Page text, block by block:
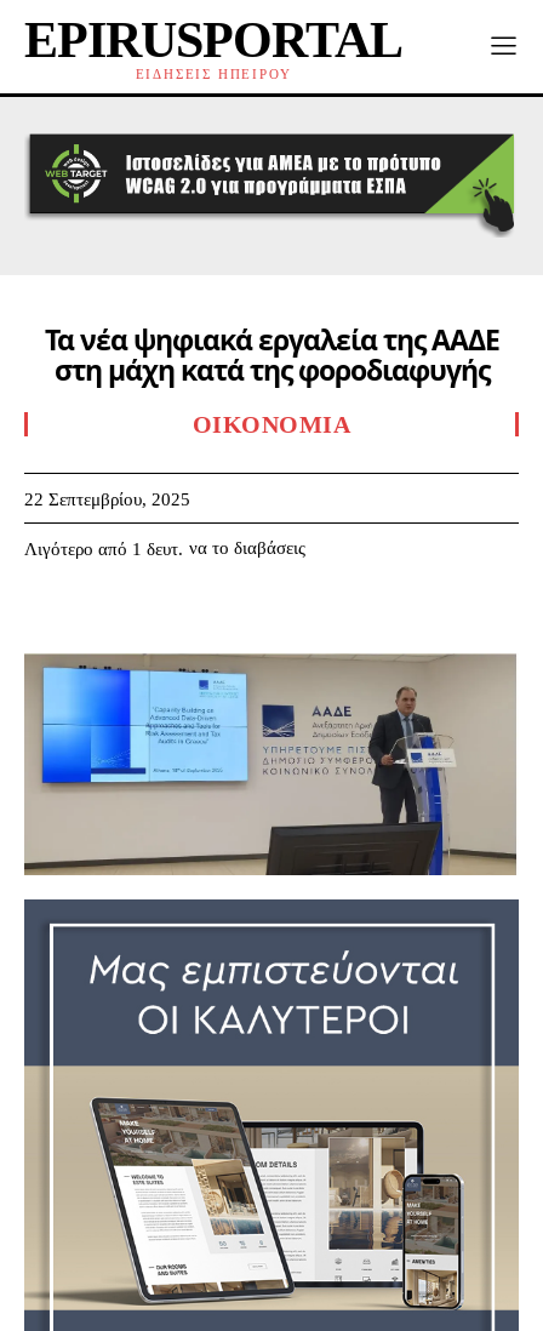
EPIRUSPORTAL
ΕΙΔΗΣΕΙΣ ΗΠΕΙΡΟΥ
Τα νέα ψηφιακά εργαλεία της ΑΑΔΕ
στη μάχη κατά της φοροδιαφυγής
ΟΙΚΟΝΟΜΊΑ
22 Σεπτεμβρίου, 2025
Λιγότερο από 1 δευτ. να το διαβάσεις